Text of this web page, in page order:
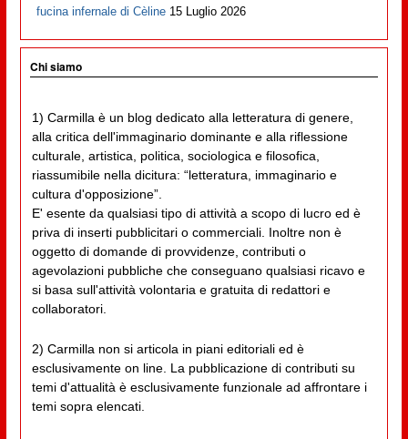
fucina infernale di Cèline 15 Luglio 2026
Chi siamo
1) Carmilla è un blog dedicato alla letteratura di genere,
alla critica dell'immaginario dominante e alla riflessione
culturale, artistica, politica, sociologica e filosofica,
riassumibile nella dicitura: “letteratura, immaginario e
cultura d'opposizione”.
E' esente da qualsiasi tipo di attività a scopo di lucro ed è
priva di inserti pubblicitari o commerciali. Inoltre non è
oggetto di domande di provvidenze, contributi o
agevolazioni pubbliche che conseguano qualsiasi ricavo e
si basa sull'attività volontaria e gratuita di redattori e
collaboratori.
2) Carmilla non si articola in piani editoriali ed è
esclusivamente on line. La pubblicazione di contributi su
temi d'attualità è esclusivamente funzionale ad affrontare i
temi sopra elencati.